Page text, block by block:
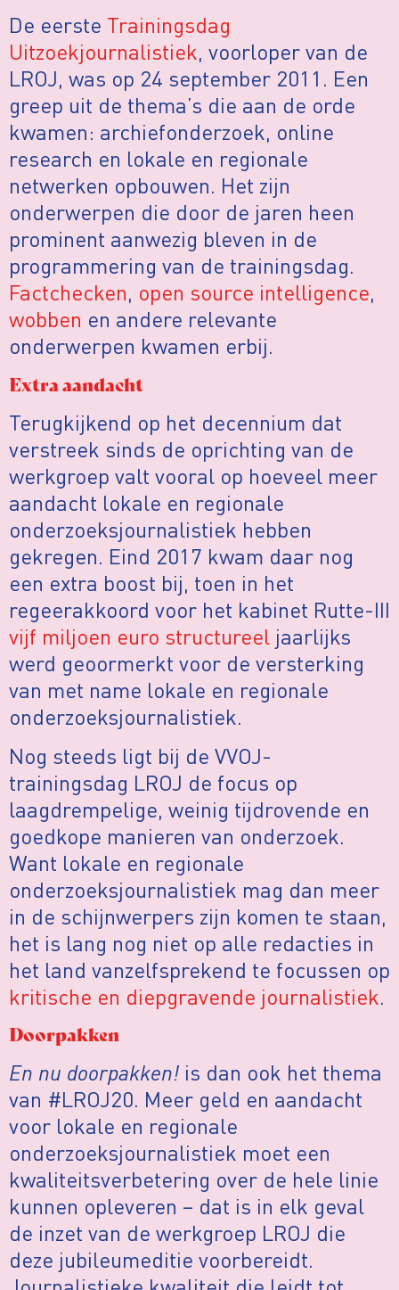
De eerste Trainingsdag
Uitzoekjournalistiek, voorloper van de
LROJ, was op 24 september 2011. Een
greep uit de thema’s die aan de orde
kwamen: archiefonderzoek, online
research en lokale en regionale
netwerken opbouwen. Het zijn
onderwerpen die door de jaren heen
prominent aanwezig bleven in de
programmering van de trainingsdag.
Factchecken, open source intelligence,
wobben en andere relevante
onderwerpen kwamen erbij.
Extra aandacht
Terugkijkend op het decennium dat
verstreek sinds de oprichting van de
werkgroep valt vooral op hoeveel meer
aandacht lokale en regionale
onderzoeksjournalistiek hebben
gekregen. Eind 2017 kwam daar nog
een extra boost bij, toen in het
regeerakkoord voor het kabinet Rutte-III
vijf miljoen euro structureel jaarlijks
werd geoormerkt voor de versterking
van met name lokale en regionale
onderzoeksjournalistiek.
Nog steeds ligt bij de VVOJ-
trainingsdag LROJ de focus op
laagdrempelige, weinig tijdrovende en
goedkope manieren van onderzoek.
Want lokale en regionale
onderzoeksjournalistiek mag dan meer
in de schijnwerpers zijn komen te staan,
het is lang nog niet op alle redacties in
het land vanzelfsprekend te focussen op
kritische en diepgravende journalistiek.
Doorpakken
En nu doorpakken! is dan ook het thema
van #LROJ20. Meer geld en aandacht
voor lokale en regionale
onderzoeksjournalistiek moet een
kwaliteitsverbetering over de hele linie
kunnen opleveren – dat is in elk geval
de inzet van de werkgroep LROJ die
deze jubileumeditie voorbereidt.